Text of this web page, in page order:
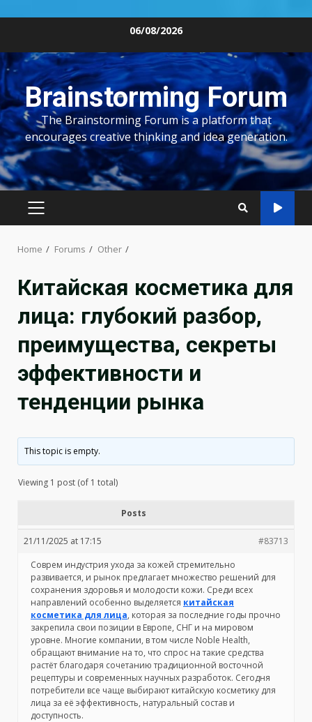
content
06/08/2026
Brainstorming Forum
The Brainstorming Forum is a platform that
encourages creative thinking and idea generation.
PRIMARY
Home Forums Other
Китайская косметика для
лица: глубокий разбор,
преимущества, секреты
эффективности и
тенденции рынка
This topic is empty.
Viewing 1 post (of 1 total)
Posts
21/11/2025 at 17:15
#83713
Соврем индустрия ухода за кожей стремительно
развивается, и рынок предлагает множество решений для
сохранения здоровья и молодости кожи. Среди всех
направлений особенно выделяется китайская
косметика для лица, которая за последние годы прочно
закрепила свои позиции в Европе, СНГ и на мировом
уровне. Многие компании, в том числе Noble Health,
обращают внимание на то, что спрос на такие средства
растёт благодаря сочетанию традиционной восточной
рецептуры и современных научных разработок. Сегодня
потребители все чаще выбирают китайскую косметику для
лица за её эффективность, натуральный состав и
доступность.